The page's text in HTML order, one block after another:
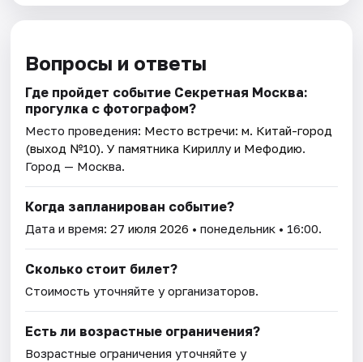
Вопросы и ответы
Где пройдет событие Секретная Москва:
прогулка с фотографом?
Место проведения: Место встречи: м. Китай-город
(выход №10). У памятника Кириллу и Мефодию.
Город — Москва.
Когда запланирован событие?
Дата и время:27 июля 2026 • понедельник • 16:00.
Сколько стоит билет?
Стоимость уточняйте у организаторов.
Есть ли возрастные ограничения?
Возрастные ограничения уточняйте у